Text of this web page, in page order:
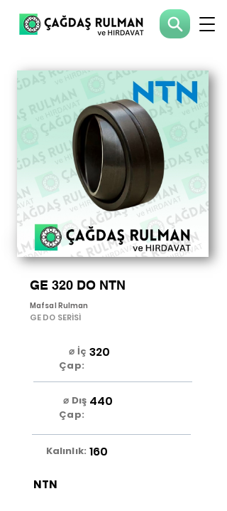
GE 320 DO NTN
Mafsal Rulman
GE DO SERİSİ
⌀ İç
Çap:
320
⌀ Dış
Çap:
440
Kalınlık: 160
NTN